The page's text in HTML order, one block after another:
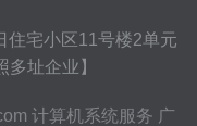
住宅小区11号楼2单元
址企业】
计算机系统服务 广